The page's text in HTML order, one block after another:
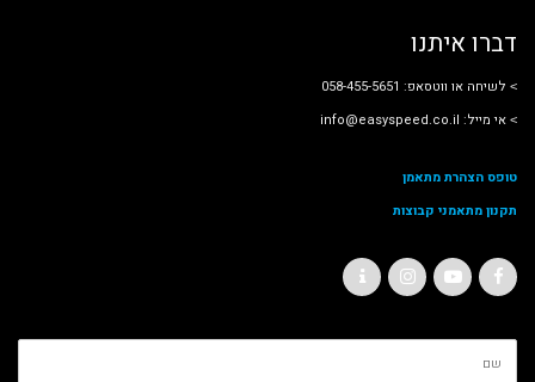
דברו איתנו
˂ לשיחה או ווטסאפ: 058-455-5651
˂ אי מייל: info@easyspeed.co.il
טופס הצהרת מתאמן
תקנון מתאמני קבוצות
ש